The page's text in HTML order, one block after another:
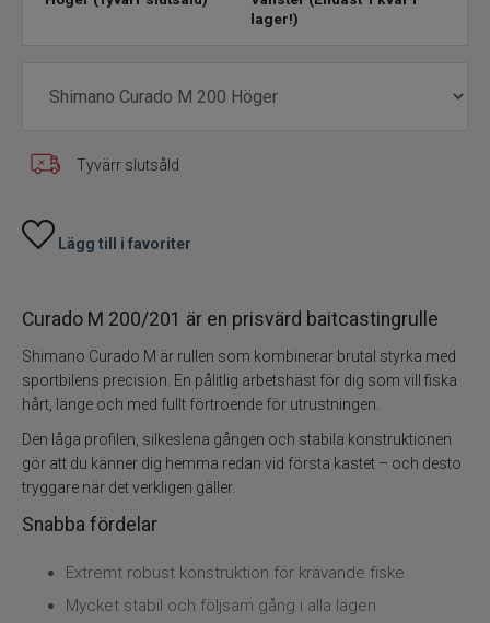
lager!)
Tyvärr slutsåld
Lägg till i favoriter
Curado M 200/201 är en prisvärd baitcastingrulle
Shimano Curado M är rullen som kombinerar brutal styrka med
sportbilens precision. En pålitlig arbetshäst för dig som vill fiska
hårt, länge och med fullt förtroende för utrustningen.
Den låga profilen, silkeslena gången och stabila konstruktionen
gör att du känner dig hemma redan vid första kastet – och desto
tryggare när det verkligen gäller.
Snabba fördelar
Extremt robust konstruktion för krävande fiske
Mycket stabil och följsam gång i alla lägen